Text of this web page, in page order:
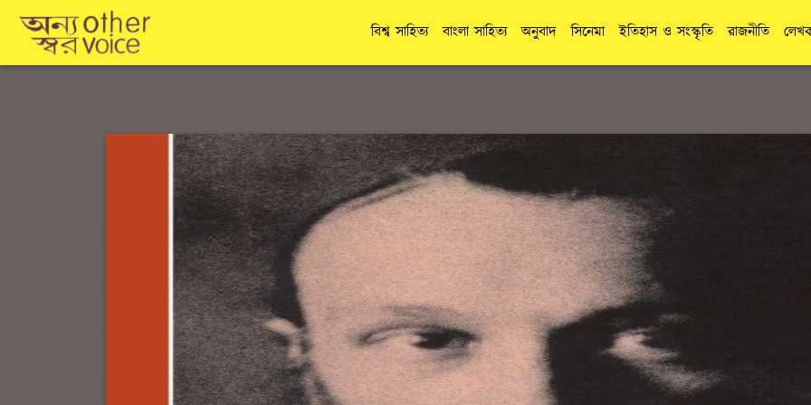
বিশ্ব সাহিত্য বাংলা সাহিত্য অনুবাদ সিনেমা ইতিহাস ও সংস্কৃতি রাজনীতি